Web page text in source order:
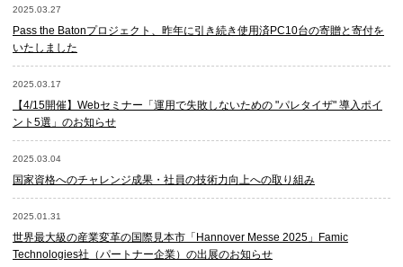
2025.03.27
Pass the Batonプロジェクト、昨年に引き続き使用済PC10台の寄贈と寄付を
いたしました
2025.03.17
【4/15開催】Webセミナー「運用で失敗しないための "パレタイザ" 導入ポイ
ント5選」のお知らせ
2025.03.04
国家資格へのチャレンジ成果・社員の技術力向上への取り組み
2025.01.31
世界最大級の産業変革の国際見本市「Hannover Messe 2025」Famic
Technologies社（パートナー企業）の出展のお知らせ